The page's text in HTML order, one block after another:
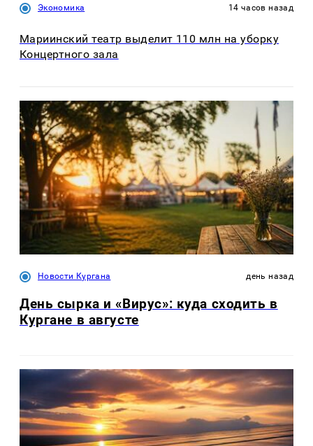
Экономика 14 часов назад
Мариинский театр выделит 110 млн на уборку
Концертного зала
Новости Кургана день назад
День сырка и «Вирус»: куда сходить в
Кургане в августе